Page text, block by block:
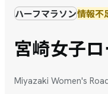
ハーフマラソン情報不
宮崎女子
Miyazaki Women's